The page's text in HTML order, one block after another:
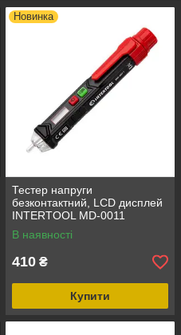
Новинка
Тестер напруги
безконтактний, LCD дисплей
INTERTOOL MD-0011
В наявності
410 ₴
Купити